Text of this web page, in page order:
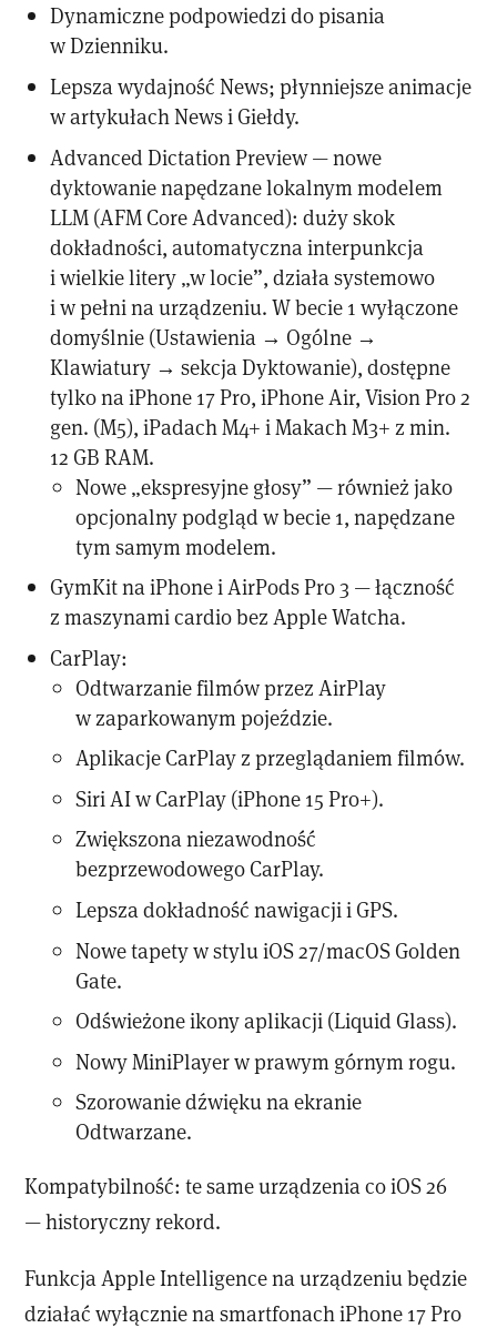
Dynamiczne podpowiedzi do pisania
w Dzienniku.
Lepsza wydajność News; płynniejsze animacje
w artykułach News i Giełdy.
Advanced Dictation Preview — nowe
dyktowanie napędzane lokalnym modelem
LLM (AFM Core Advanced): duży skok
dokładności, automatyczna interpunkcja
i wielkie litery „w locie”, działa systemowo
i w pełni na urządzeniu. W becie 1 wyłączone
domyślnie (Ustawienia → Ogólne →
Klawiatury → sekcja Dyktowanie), dostępne
tylko na iPhone 17 Pro, iPhone Air, Vision Pro 2
gen. (M5), iPadach M4+ i Makach M3+ z min.
12 GB RAM.
Nowe „ekspresyjne głosy” — również jako
opcjonalny podgląd w becie 1, napędzane
tym samym modelem.
GymKit na iPhone i AirPods Pro 3 — łączność
z maszynami cardio bez Apple Watcha.
CarPlay:
Odtwarzanie filmów przez AirPlay
w zaparkowanym pojeździe.
Aplikacje CarPlay z przeglądaniem filmów.
Siri AI w CarPlay (iPhone 15 Pro+).
Zwiększona niezawodność
bezprzewodowego CarPlay.
Lepsza dokładność nawigacji i GPS.
Nowe tapety w stylu iOS 27/macOS Golden
Gate.
Odświeżone ikony aplikacji (Liquid Glass).
Nowy MiniPlayer w prawym górnym rogu.
Szorowanie dźwięku na ekranie
Odtwarzane.
Kompatybilność: te same urządzenia co iOS 26
— historyczny rekord.
Funkcja Apple Intelligence na urządzeniu będzie
działać wyłącznie na smartfonach iPhone 17 Pro